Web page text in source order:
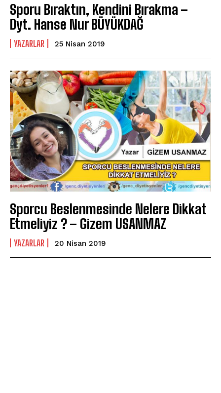
Sporu Bıraktın, Kendini Bırakma –
Dyt. Hanse Nur BÜYÜKDAĞ
YAZARLAR 25 Nisan 2019
Sporcu Beslenmesinde Nelere Dikkat
Etmeliyiz ? – Gizem USANMAZ
YAZARLAR 20 Nisan 2019